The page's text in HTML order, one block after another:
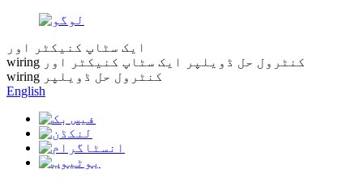
ایک سٹاپ کنیکٹر اور
wiring کنٹرول حل ڈویلپر
ایک سٹاپ کنیکٹر اور
wiring کنٹرول حل ڈویلپر
English